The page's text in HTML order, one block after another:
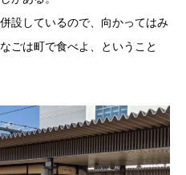
設しているので、向かってはみ
ごは町で食べよ、ということ